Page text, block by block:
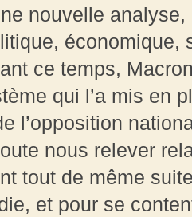
nouvelle
ce temps,
qui l’a mis en
l’opposition
nous relever
tout de même
et pour se